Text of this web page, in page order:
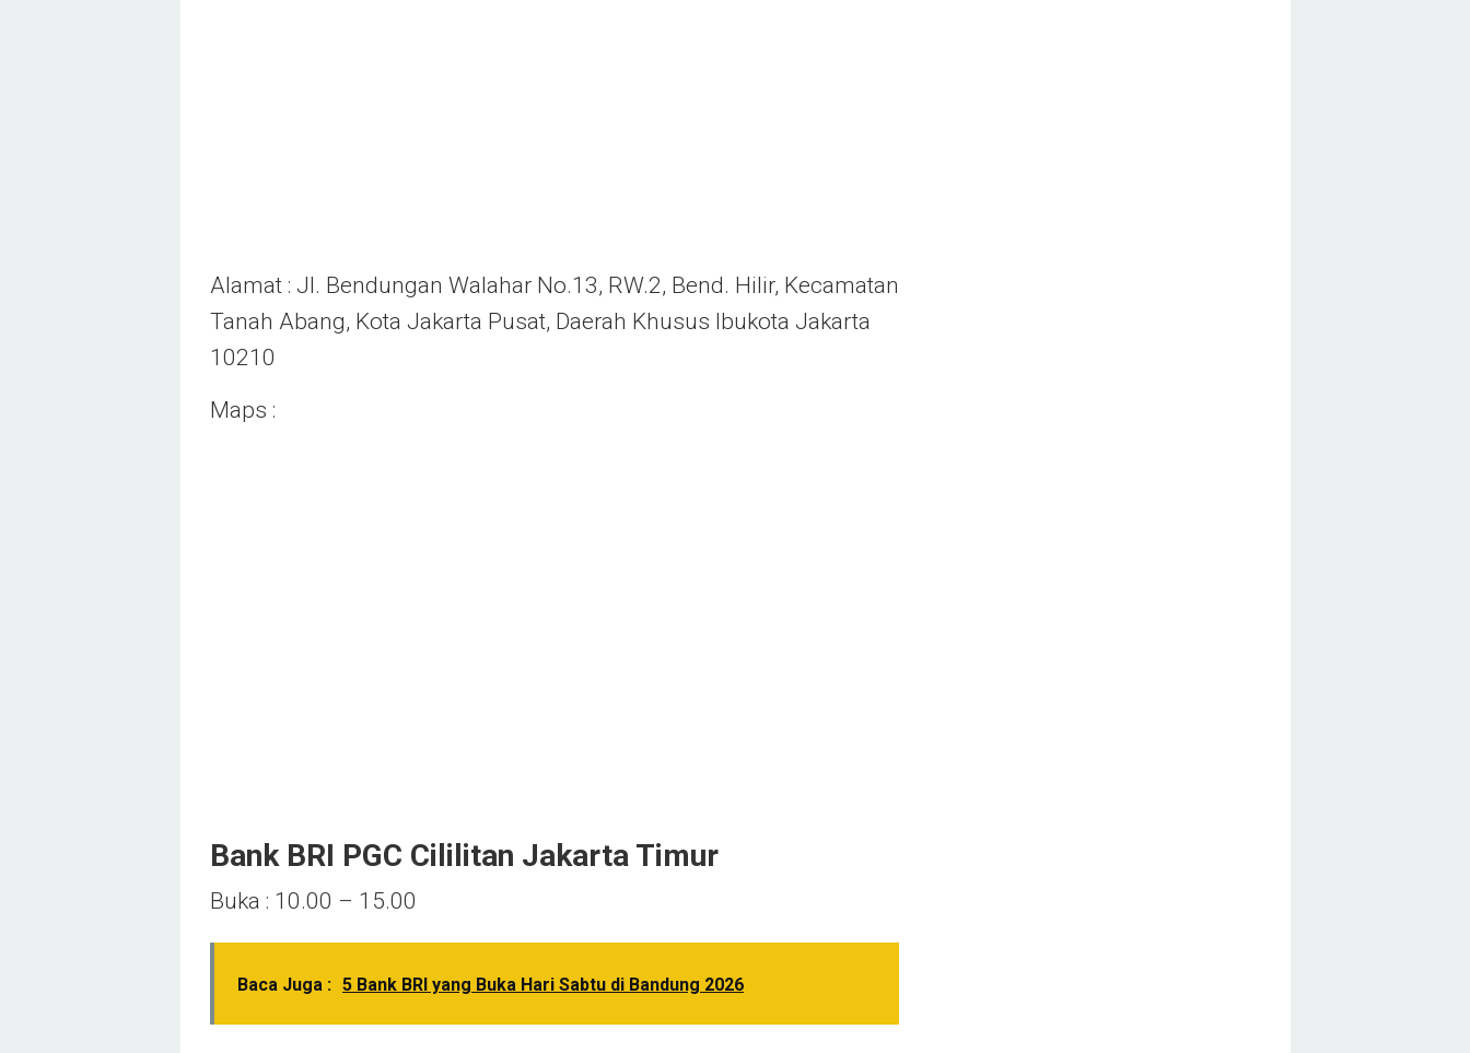
Alamat : Jl. Bendungan Walahar No.13, RW.2, Bend. Hilir, Kecamatan
Tanah Abang, Kota Jakarta Pusat, Daerah Khusus Ibukota Jakarta
10210
Maps :
Bank BRI PGC Cililitan Jakarta Timur
Buka : 10.00 – 15.00
Baca Juga : 5 Bank BRI yang Buka Hari Sabtu di Bandung 2026